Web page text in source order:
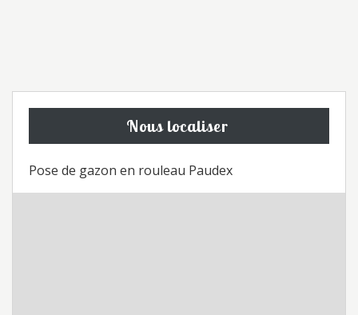
Nous localiser
Pose de gazon en rouleau Paudex